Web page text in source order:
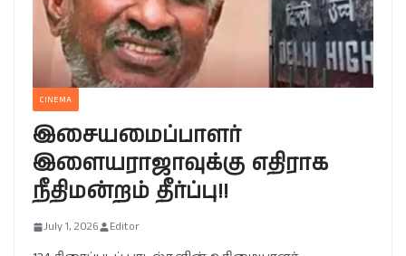
CINEMA
இசையமைப்பாளர்
இளையராஜாவுக்கு எதிராக
நீதிமன்றம் தீர்ப்பு!!
July 1, 2026 Editor